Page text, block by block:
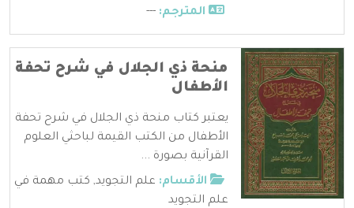
المترجم: ---
منحة ذي الجلال في شرح تحفة
الأطفال
يعتبر كتاب منحة ذي الجلال في شرح تحفة
الأطفال من الكتب القيمة لباحثي العلوم
القرآنية بصورة ...
الأقسام: علم التجويد, كتب مهمة في
علم التجويد